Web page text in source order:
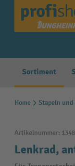
Zur
Sortiment
Home Stapeln und
Artikelnummer:
Lenkrad,